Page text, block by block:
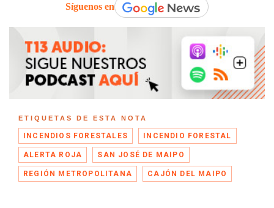
Síguenos en
ETIQUETAS DE ESTA NOTA
INCENDIOS FORESTALES INCENDIO FORESTAL
ALERTA ROJA SAN JOSÉ DE MAIPO
REGIÓN METROPOLITANA CAJÓN DEL MAIPO